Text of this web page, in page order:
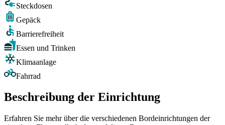
Steckdosen
Gepäck
Barrierefreiheit
Essen und Trinken
Klimaanlage
Fahrrad
Beschreibung der Einrichtung
Erfahren Sie mehr über die verschiedenen Bordeinrichtungen der